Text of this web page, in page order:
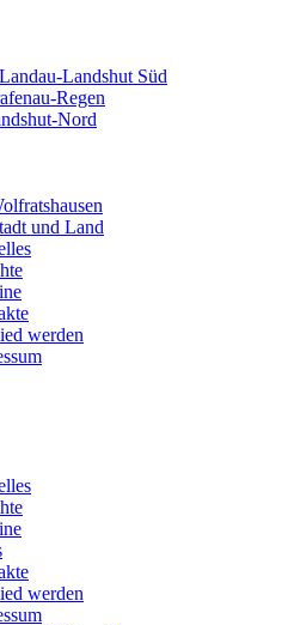
Landshut Süd
Regen
Nord
und Land
werden
werden